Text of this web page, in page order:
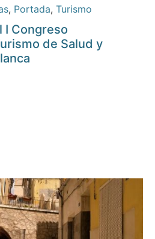
, Portada, Turismo
I Congreso
de Salud y